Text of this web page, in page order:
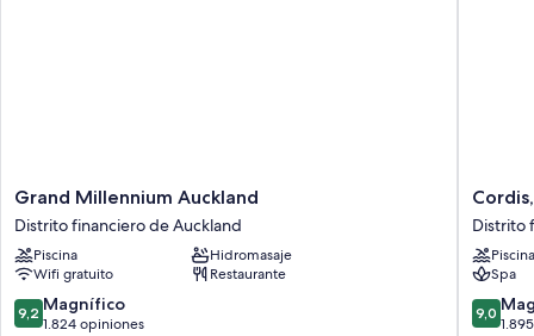
Grand
Millennium
Auckland
Distrito
financiero
de
Auckland
Grand Millennium Auckland
Distrito financiero de Auckland
Piscina
Hidromasaje
Wifi gratuito
Restaurante
9.2
de
9,2 Magnífico
1.824 opiniones
Cordis,
by
Group
Distrito
Distrito
Piscina
Spa
9.0
de
9,0